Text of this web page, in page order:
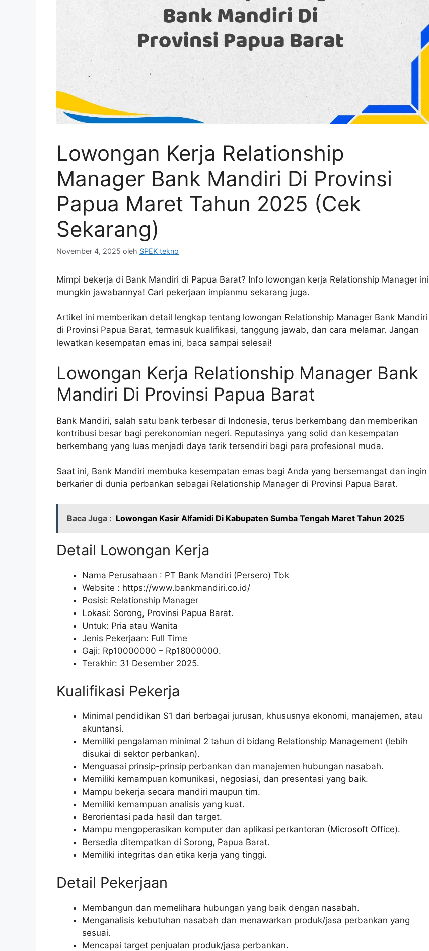
Lowongan Kerja Relationship
Manager Bank Mandiri Di Provinsi
Papua Maret Tahun 2025 (Cek
Sekarang)
November 4, 2025 oleh SPEK tekno
Mimpi bekerja di Bank Mandiri di Papua Barat? Info lowongan kerja Relationship Manager ini
mungkin jawabannya! Cari pekerjaan impianmu sekarang juga.
Artikel ini memberikan detail lengkap tentang lowongan Relationship Manager Bank Mandiri
di Provinsi Papua Barat, termasuk kualifikasi, tanggung jawab, dan cara melamar. Jangan
lewatkan kesempatan emas ini, baca sampai selesai!
Lowongan Kerja Relationship Manager Bank
Mandiri Di Provinsi Papua Barat
Bank Mandiri, salah satu bank terbesar di Indonesia, terus berkembang dan memberikan
kontribusi besar bagi perekonomian negeri. Reputasinya yang solid dan kesempatan
berkembang yang luas menjadi daya tarik tersendiri bagi para profesional muda.
Saat ini, Bank Mandiri membuka kesempatan emas bagi Anda yang bersemangat dan ingin
berkarier di dunia perbankan sebagai Relationship Manager di Provinsi Papua Barat.
Baca Juga : Lowongan Kasir Alfamidi Di Kabupaten Sumba Tengah Maret Tahun 2025
Detail Lowongan Kerja
Nama Perusahaan : PT Bank Mandiri (Persero) Tbk
Website : https://www.bankmandiri.co.id/
Posisi: Relationship Manager
Lokasi: Sorong, Provinsi Papua Barat.
Untuk: Pria atau Wanita
Jenis Pekerjaan: Full Time
Gaji: Rp10000000 – Rp18000000.
Terakhir: 31 Desember 2025.
Kualifikasi Pekerja
Minimal pendidikan S1 dari berbagai jurusan, khususnya ekonomi, manajemen, atau
akuntansi.
Memiliki pengalaman minimal 2 tahun di bidang Relationship Management (lebih
disukai di sektor perbankan).
Menguasai prinsip-prinsip perbankan dan manajemen hubungan nasabah.
Memiliki kemampuan komunikasi, negosiasi, dan presentasi yang baik.
Mampu bekerja secara mandiri maupun tim.
Memiliki kemampuan analisis yang kuat.
Berorientasi pada hasil dan target.
Mampu mengoperasikan komputer dan aplikasi perkantoran (Microsoft Office).
Bersedia ditempatkan di Sorong, Papua Barat.
Memiliki integritas dan etika kerja yang tinggi.
Detail Pekerjaan
Membangun dan memelihara hubungan yang baik dengan nasabah.
Menganalisis kebutuhan nasabah dan menawarkan produk/jasa perbankan yang
sesuai.
Mencapai target penjualan produk/jasa perbankan.